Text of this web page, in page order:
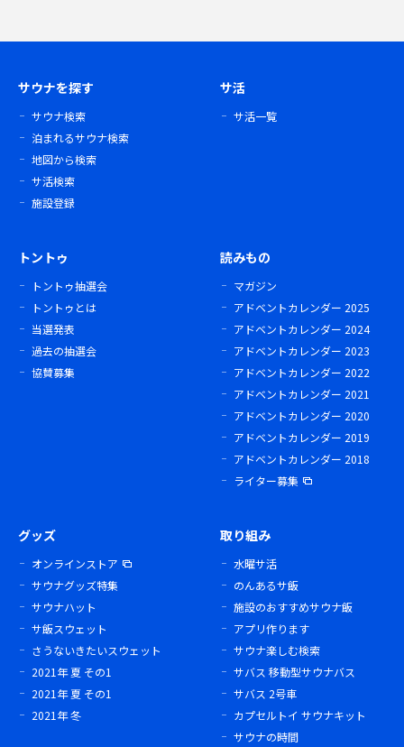
サウナを探す
サウナ検索
泊まれるサウナ検索
地図から検索
サ活検索
施設登録
サ活
サ活一覧
トントゥ
トントゥ抽選会
トントゥとは
当選発表
過去の抽選会
協賛募集
読みもの
マガジン
アドベントカレンダー 2025
アドベントカレンダー 2024
アドベントカレンダー 2023
アドベントカレンダー 2022
アドベントカレンダー 2021
アドベントカレンダー 2020
アドベントカレンダー 2019
アドベントカレンダー 2018
ライター募集
グッズ
オンラインストア
サウナグッズ特集
サウナハット
サ飯スウェット
さうないきたいスウェット
2021年 夏 その1
2021年 夏 その1
2021年 冬
取り組み
水曜サ活
のんあるサ飯
施設のおすすめサウナ飯
アプリ作ります
サウナ楽しむ検索
サバス 移動型サウナバス
サバス 2号車
カプセルトイ サウナキット
サウナの時間